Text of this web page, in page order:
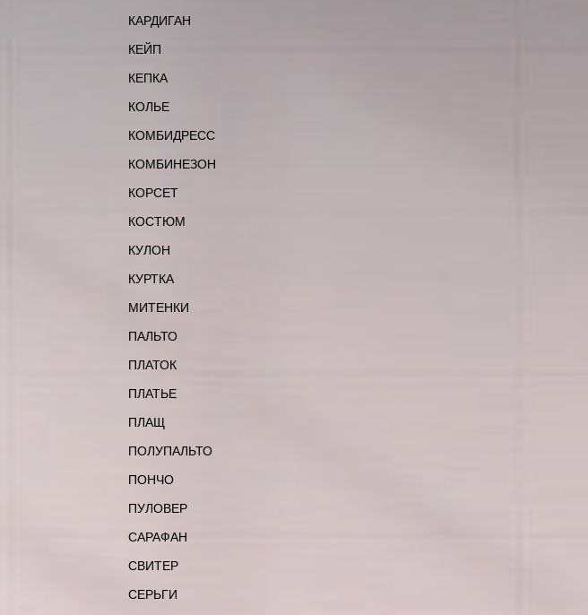
КАРДИГАН
КЕЙП
КЕПКА
КОЛЬЕ
КОМБИДРЕСС
КОМБИНЕЗОН
КОРСЕТ
КОСТЮМ
КУЛОН
КУРТКА
МИТЕНКИ
ПАЛЬТО
ПЛАТОК
ПЛАТЬЕ
ПЛАЩ
ПОЛУПАЛЬТО
ПОНЧО
ПУЛОВЕР
САРАФАН
СВИТЕР
СЕРЬГИ